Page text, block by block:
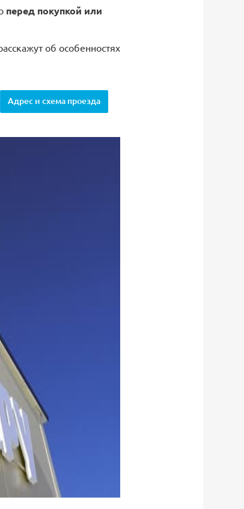
перед покупкой или
об особенностях
Адрес и схема проезда